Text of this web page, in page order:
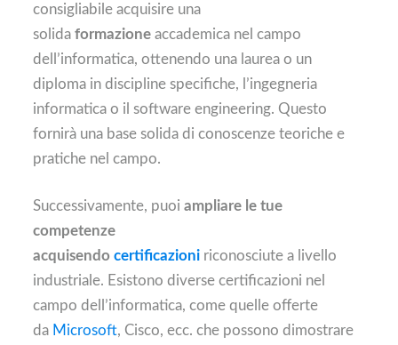
consigliabile acquisire una
solida formazioneaccademica nel campo
dell’informatica, ottenendo una laurea o un
diploma in discipline specifiche, l’ingegneria
informatica o il software engineering. Questo
fornirà una base solida di conoscenze teoriche e
pratiche nel campo.
Successivamente, puoi ampliare le tue
competenze
acquisendo certificazioniriconosciute a livello
industriale. Esistono diverse certificazioni nel
campo dell’informatica, come quelle offerte
da Microsoft, Cisco, ecc. che possono dimostrare